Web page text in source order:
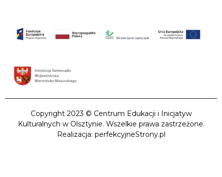
Copyright 2023 © Centrum Edukacji i Inicjatyw
Kulturalnych w Olsztynie. Wszelkie prawa zastrzeżone.
Realizacja: perfekcyjneStrony.pl